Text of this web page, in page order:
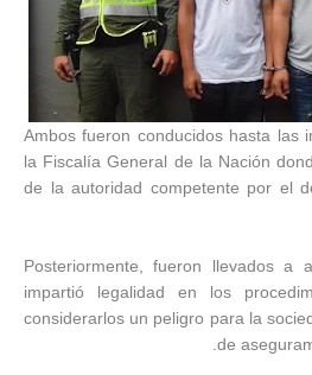
Ambos fueron conducidos hasta las
la Fiscalía General de la Nación
de la autoridad competente por el
Posteriormente, fueron llevados a
impartió legalidad en los
considerarlos un peligro para la
de